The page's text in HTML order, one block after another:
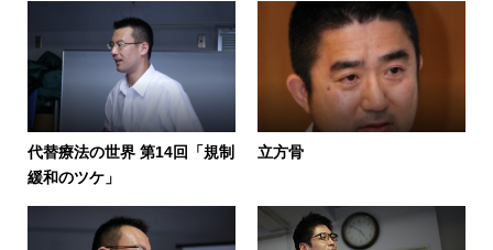
代替療法の世界 第14回「規制
緩和のツケ」
立方骨